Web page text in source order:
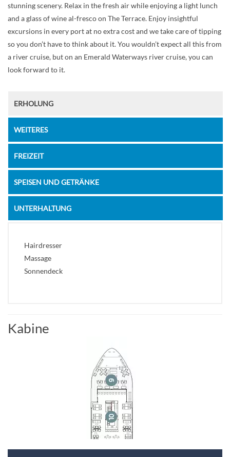
stunning scenery. Relax in the fresh air while enjoying a light lunch
and a glass of wine al-fresco on The Terrace. Enjoy insightful
excursions in every port at no extra cost and we take care of tipping
so you don’t have to think about it. You wouldn’t expect all this from
a river cruise, but on an Emerald Waterways river cruise, you can
look forward to it.
ERHOLUNG
WEITERES
FREIZEIT
SPEISEN UND GETRÄNKE
UNTERHALTUNG
Hairdresser
Massage
Sonnendeck
Kabine